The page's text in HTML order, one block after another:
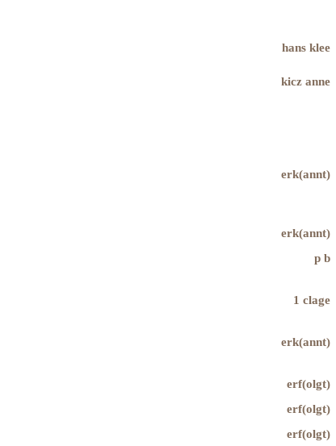
hans klee
kicz anne
erk(annt)
erk(annt)
p b
1 clage
erk(annt)
erf(olgt)
erf(olgt)
erf(olgt)